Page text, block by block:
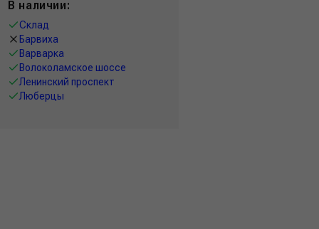
В наличии:
Склад
Барвиха
Варварка
Волоколамское шоссе
Ленинский проспект
Люберцы